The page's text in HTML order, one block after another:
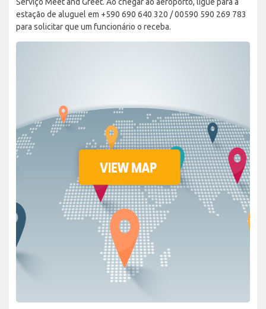
estação de aluguel em +590 690 640 320 / 00590 590 269 783
para solicitar que um funcionário o receba.